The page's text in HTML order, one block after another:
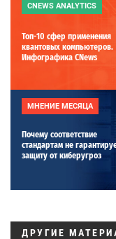
CNEWS ANALYTICS
Топ-10 сфер применения
квантовых компьютеров.
Инфографика CNews
МНЕНИЕ МЕСЯЦА
Почему соответствие
стандартам не
защиту от киберугроз
ДРУГИЕ